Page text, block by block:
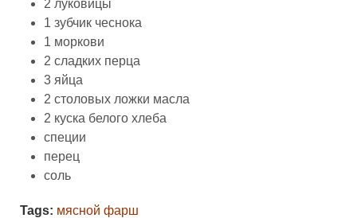
2 луковицы
1 зубчик чеснока
1 моркови
2 сладких перца
3 яйца
2 столовых ложки масла
2 куска белого хлеба
специи
перец
соль
Tags: мясной фарш